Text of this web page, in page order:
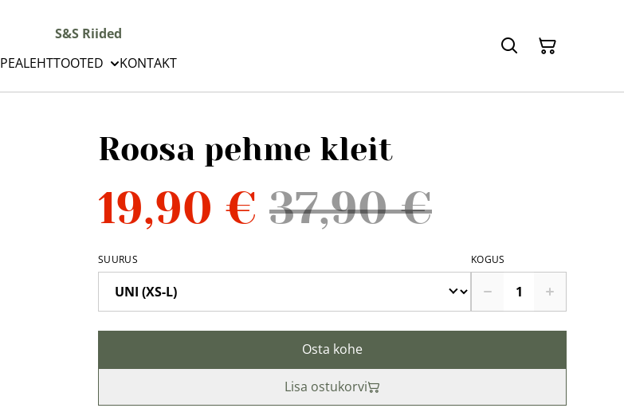
S&S Riided
PEALEHTTOOTED KONTAKT
Roosa pehme kleit
19,90 € 37,90 €
SUURUS KOGUS
Osta kohe
Lisa ostukorvi